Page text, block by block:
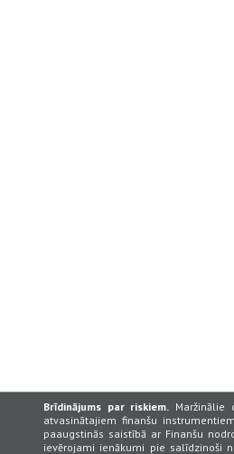
Brīdinājums par riskiem. Maržinālie
atvasinātajiem finanšu
paaugstinās saistībā ar Finanšu
ievērojami ienākumi pie salīdzinoši